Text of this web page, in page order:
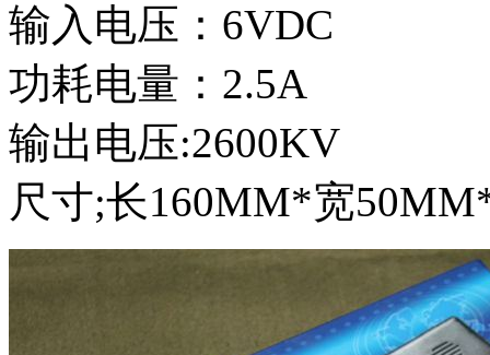
输入电压：6VDC
功耗电量：2.5A
输出电压:2600KV
尺寸;长160MM*宽